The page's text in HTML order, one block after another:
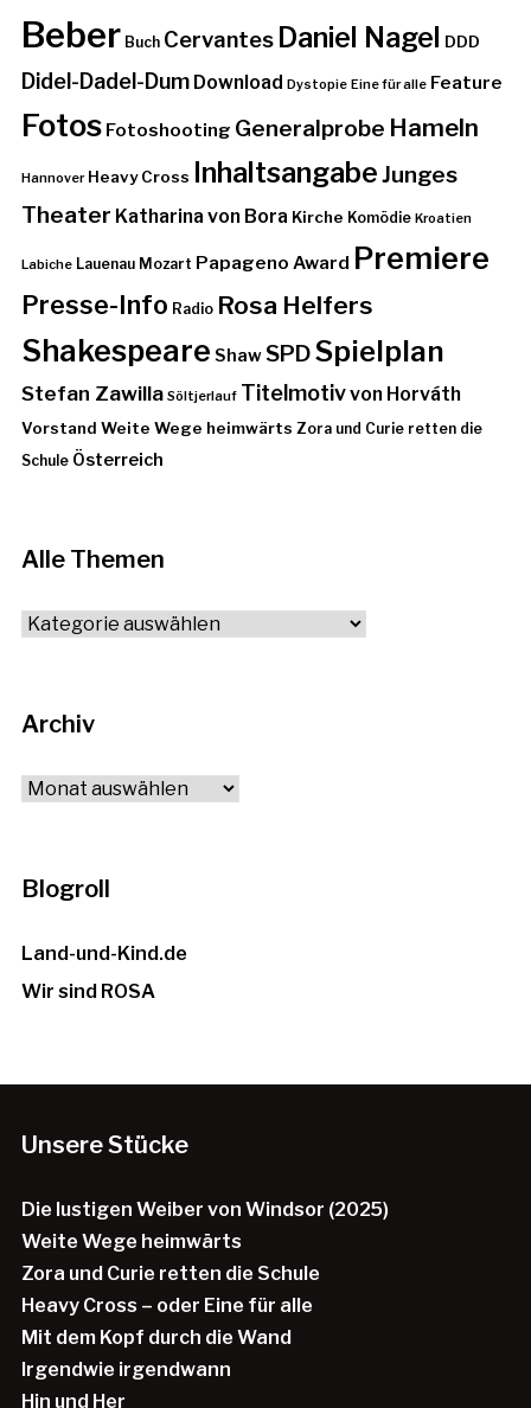
Beber Buch Cervantes Daniel Nagel DDD
Didel-Dadel-Dum Download Dystopie Eine für alle Feature
Fotos Fotoshooting Generalprobe Hameln
Hannover Heavy Cross InhaltsangabeJunges
Theater Katharina von Bora Kirche Komödie Kroatien
Labiche Lauenau Mozart Papageno Award Premiere
Presse-Info Radio Rosa Helfers
Shakespeare ShawSPDSpielplan
Stefan Zawilla Söltjerlauf Titelmotivvon Horváth
Vorstand Weite Wege heimwärts Zora und Curie retten die
Schule Österreich
Alle Themen
Alle
Archiv
Archiv
Blogroll
Land-und-Kind.de
Wir sind ROSA
Unsere Stücke
Die lustigen Weiber von Windsor (2025)
Weite Wege heimwärts
Zora und Curie retten die Schule
Heavy Cross – oder Eine für alle
Mit dem Kopf durch die Wand
Irgendwie irgendwann
Hin und Her